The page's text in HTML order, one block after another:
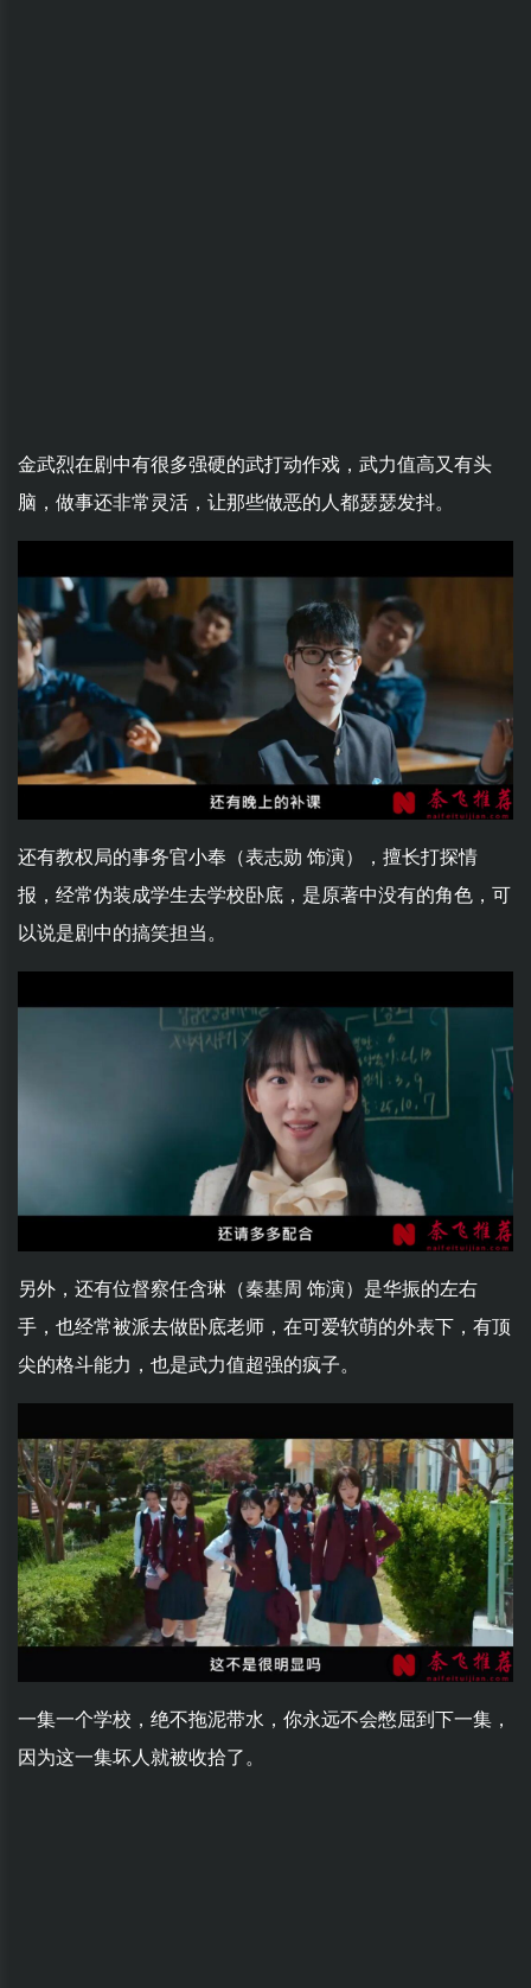
金武烈在剧中有很多强硬的武打动作戏，武力值高又有头
脑，做事还非常灵活，让那些做恶的人都瑟瑟发抖。
还有教权局的事务官小奉（表志勋 饰演），擅长打探情
报，经常伪装成学生去学校卧底，是原著中没有的角色，可
以说是剧中的搞笑担当。
另外，还有位督察任含琳（秦基周 饰演）是华振的左右
手，也经常被派去做卧底老师，在可爱软萌的外表下，有顶
尖的格斗能力，也是武力值超强的疯子。
一集一个学校，绝不拖泥带水，你永远不会憋屈到下一集，
因为这一集坏人就被收拾了。